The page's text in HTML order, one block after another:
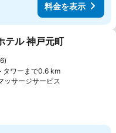
料金を表示
入りに追加
テル 神戸元町
ク
タワーまで0.6 km
ッサージサービス